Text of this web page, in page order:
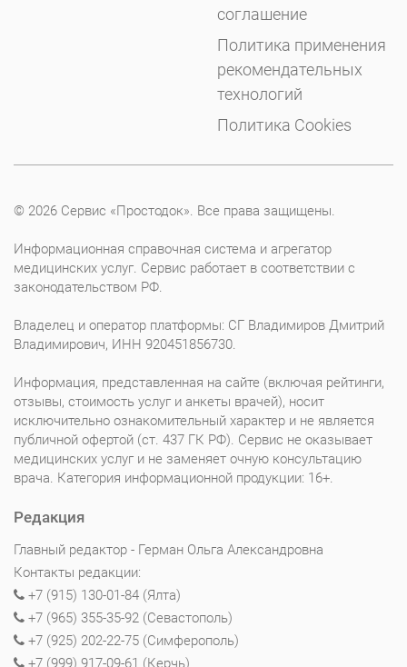
соглашение
Политика применения
рекомендательных
технологий
Политика Cookies
© 2026 Сервис «Простодок». Все права защищены.
Информационная справочная система и агрегатор
медицинских услуг. Сервис работает в соответствии с
законодательством РФ.
Владелец и оператор платформы: СГ Владимиров Дмитрий
Владимирович, ИНН 920451856730.
Информация, представленная на сайте (включая рейтинги,
отзывы, стоимость услуг и анкеты врачей), носит
исключительно ознакомительный характер и не является
публичной офертой (ст. 437 ГК РФ). Сервис не оказывает
медицинских услуг и не заменяет очную консультацию
врача. Категория информационной продукции: 16+.
Редакция
Главный редактор - Герман Ольга Александровна
Контакты редакции:
+7 (915) 130-01-84 (Ялта)
+7 (965) 355-35-92 (Севастополь)
+7 (925) 202-22-75 (Симферополь)
+7 (999) 917-09-61 (Керчь)